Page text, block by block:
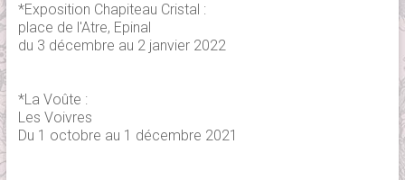
*Exposition Chapiteau Cristal :
place de l'Atre, Epinal
du 3 décembre au 2 janvier 2022
*La Voûte :
Les Voivres
Du 1 octobre au 1 décembre 2021